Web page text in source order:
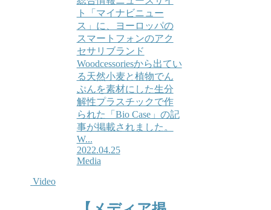
ト「マイナビニュー
ス」に、ヨーロッパの
スマートフォンのアク
セサリブランド
Woodcessoriesから出てい
る天然小麦と植物でん
ぷんを素材にした生分
解性プラスチックで作
られた「Bio Case」の記
事が掲載されました。
W...
2022.04.25
Media
Video